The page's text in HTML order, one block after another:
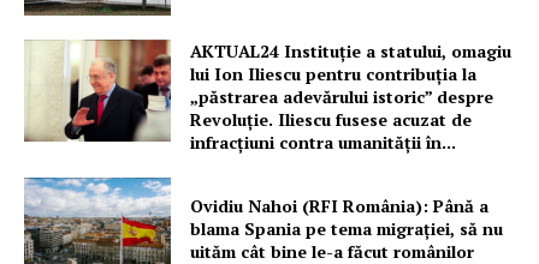
AKTUAL24 Instituție a statului, omagiu
lui Ion Iliescu pentru contribuția la
„păstrarea adevărului istoric” despre
Revoluție. Iliescu fusese acuzat de
infracțiuni contra umanității în...
Ovidiu Nahoi (RFI România): Până a
blama Spania pe tema migrației, să nu
uităm cât bine le-a făcut românilor